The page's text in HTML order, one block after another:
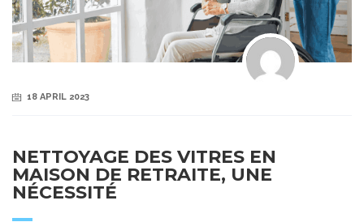
18 APRIL 2023
NETTOYAGE DES VITRES EN
MAISON DE RETRAITE, UNE
NÉCESSITÉ